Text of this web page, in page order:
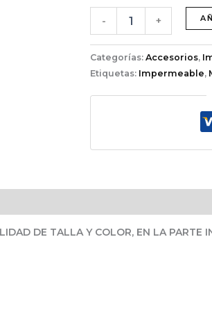
-
cantidad
+
Categorías: Accesorios,
Etiquetas: Impermeable,
DE TALLA Y COLOR, EN LA PARTE